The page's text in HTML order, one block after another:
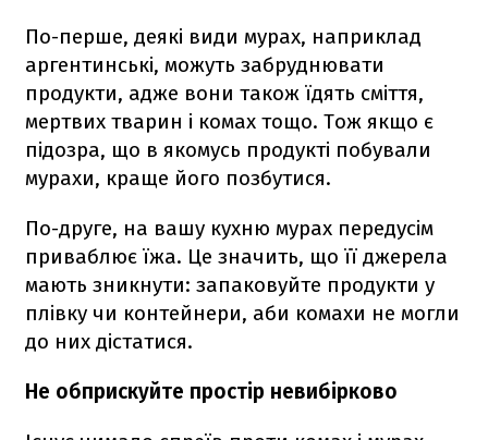
По-перше, деякі види мурах, наприклад
аргентинські, можуть забруднювати
продукти, адже вони також їдять сміття,
мертвих тварин і комах тощо. Тож якщо є
підозра, що в якомусь продукті побували
мурахи, краще його позбутися.
По-друге, на вашу кухню мурах передусім
приваблює їжа. Це значить, що її джерела
мають зникнути: запаковуйте продукти у
плівку чи контейнери, аби комахи не могли
до них дістатися.
Не обприскуйте простір невибірково